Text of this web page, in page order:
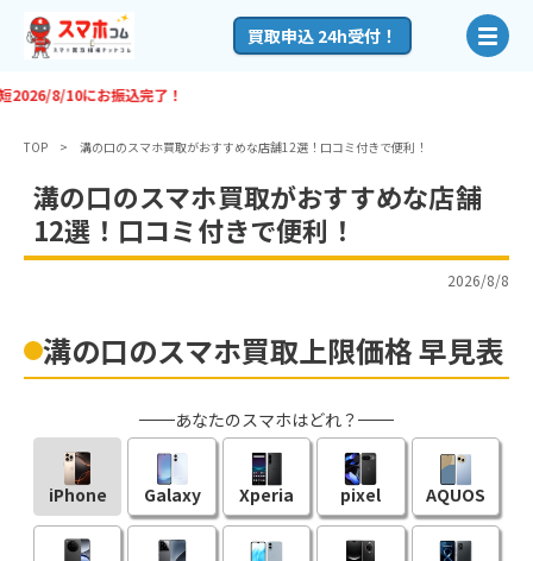
買取申込 24h受付！
完了！
TOP 溝の口のスマホ買取がおすすめな店舗12選！口コミ付きで便利！
溝の口のスマホ買取がおすすめな店舗
12選！口コミ付きで便利！
2026/8/8
溝の口のスマホ買取上限価格 早見表
あなたのスマホはどれ？
iPhone Galaxy Xperia pixel AQUOS